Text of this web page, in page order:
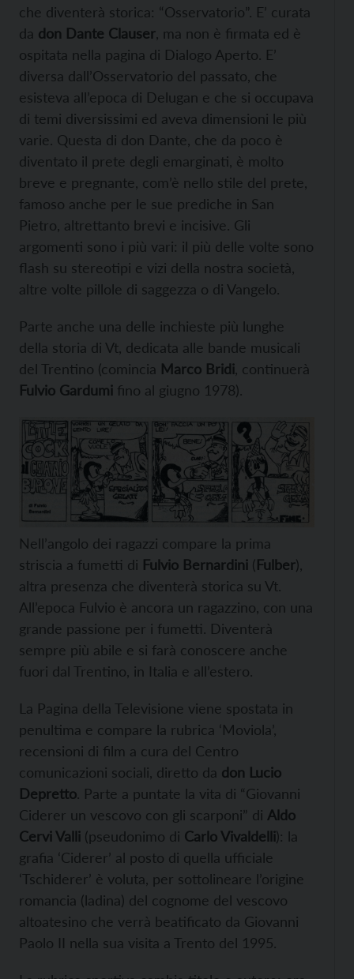
che diventerà storica: “Osservatorio”. E’ curata
da don Dante Clauser , ma non è firmata ed è
ospitata nella pagina di Dialogo Aperto. E’
diversa dall’Osservatorio del passato, che
esisteva all’epoca di Delugan e che si occupava
di temi diversissimi ed aveva dimensioni le più
varie. Questa di don Dante, che da poco è
diventato il prete degli emarginati, è molto
breve e pregnante, com’è nello stile del prete,
famoso anche per le sue prediche in San
Pietro, altrettanto brevi e incisive. Gli
argomenti sono i più vari: il più delle volte sono
flash su stereotipi e vizi della nostra società,
altre volte pillole di saggezza o di Vangelo.
Parte anche una delle inchieste più lunghe
della storia di Vt, dedicata alle bande musicali
del Trentino (comincia Marco Bridi , continuerà
Fulvio Gardumi fino al giugno 1978).
Nell’angolo dei ragazzi compare la prima
striscia a fumetti di Fulvio Bernardini (Fulber),
altra presenza che diventerà storica su Vt.
All’epoca Fulvio è ancora un ragazzino, con una
grande passione per i fumetti. Diventerà
sempre più abile e si farà conoscere anche
fuori dal Trentino, in Italia e all’estero.
La Pagina della Televisione viene spostata in
penultima e compare la rubrica ‘Moviola’,
recensioni di film a cura del Centro
comunicazioni sociali, diretto da don Lucio
Depretto. Parte a puntate la vita di “Giovanni
Ciderer un vescovo con gli scarponi” di Aldo
Cervi Valli (pseudonimo di Carlo Vivaldelli): la
grafia ‘Ciderer’ al posto di quella ufficiale
‘Tschiderer’ è voluta, per sottolineare l’origine
romancia (ladina) del cognome del vescovo
altoatesino che verrà beatificato da Giovanni
Paolo II nella sua visita a Trento del 1995.